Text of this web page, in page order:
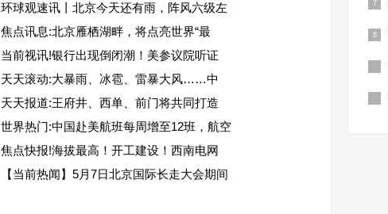
环球观速讯丨北京今天还有雨，阵风六级左
焦点讯息:北京雁栖湖畔，将点亮世界“最
当前视讯!银行出现倒闭潮！美参议院听证
天天滚动:大暴雨、冰雹、雷暴大风……中
天天报道:王府井、西单、前门将共同打造
世界热门:中国赴美航班每周增至12班，航空
焦点快报!海拔最高！开工建设！西南电网
【当前热闻】5月7日北京国际长走大会期间